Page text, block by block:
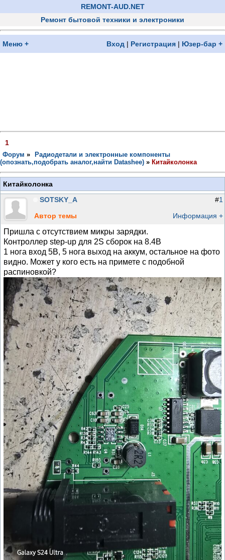
REMONT-AUD.NET
Ремонт бытовой техники и электроники
Меню + Вход | Регистрация | Юзер-бар +
1
Форум »
Радиодетали и электронные компоненты
(опознать,подобрать аналог,найти Datashee) » Китайколонка
Китайколонка
SOTSKY_A
Автор темы
#1
Информация +
Пришла с отсутствием микры зарядки.
Контроллер step-up для 2S сборок на 8.4В
1 нога вход 5В, 5 нога выход на аккум, остальное на фото
видно. Может у кого есть на примете с подобной
распиновкой?